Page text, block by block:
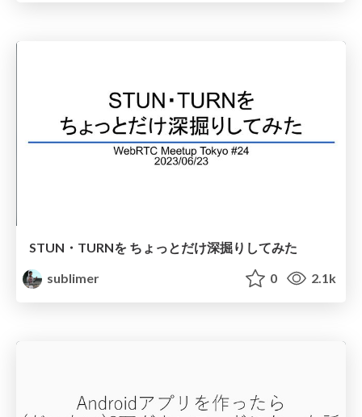
STUN・TURNを ちょっとだけ深掘りしてみた
sublimer
0 2.1k